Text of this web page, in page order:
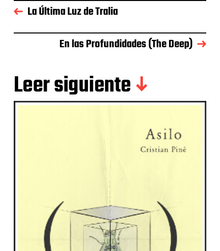
La Última Luz de Tralia
En las Profundidades (The Deep)
Leer siguiente